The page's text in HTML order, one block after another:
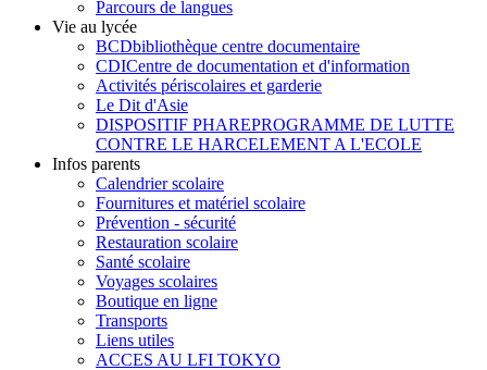
Parcours de langues
Vie au lycée
BCDbibliothèque centre documentaire
CDICentre de documentation et d'information
Activités périscolaires et garderie
Le Dit d'Asie
DISPOSITIF PHAREPROGRAMME DE LUTTE
CONTRE LE HARCELEMENT A L'ECOLE
Infos parents
Calendrier scolaire
Fournitures et matériel scolaire
Prévention - sécurité
Restauration scolaire
Santé scolaire
Voyages scolaires
Boutique en ligne
Transports
Liens utiles
ACCES AU LFI TOKYO